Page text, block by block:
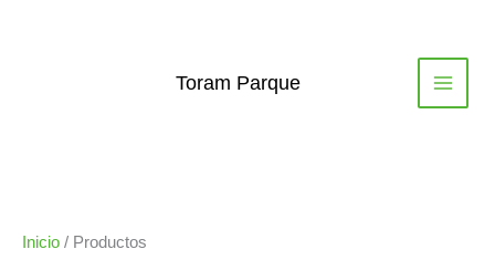
Toram Parque
Inicio / Productos